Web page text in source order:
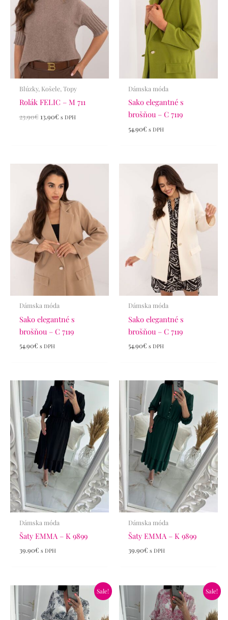
Blúzky, Košele, Topy
Rolák FELIC – M 711
23.90€ 13.90€ s DPH
Dámska móda
Sako elegantné s
brošňou – C 7119
54.90€ s DPH
Dámska móda
Sako elegantné s
brošňou – C 7119
54.90€ s DPH
Dámska móda
Sako elegantné s
brošňou – C 7119
54.90€ s DPH
Dámska móda
Šaty EMMA – K 9899
39.90€ s DPH
Dámska móda
Šaty EMMA – K 9899
39.90€ s DPH
Sale!
Pôvodná
cena
bola:
45.90€.
Aktuálna
cena
je:
29.90€.
Sale!
Pôvodná
cena
bola:
45.90€.
Aktuálna
cena
je:
29.90€.